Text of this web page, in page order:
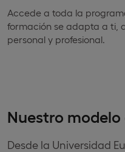
Accede a toda la
formación se adapta a ti,
personal y profesional.
Nuestro
Desde la Universidad